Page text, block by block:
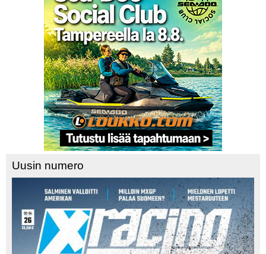
ASIAKASPALVELU JA
OHJEET
MEDIATIEDOT
YHTEYSTIEDOT
Uusin numero